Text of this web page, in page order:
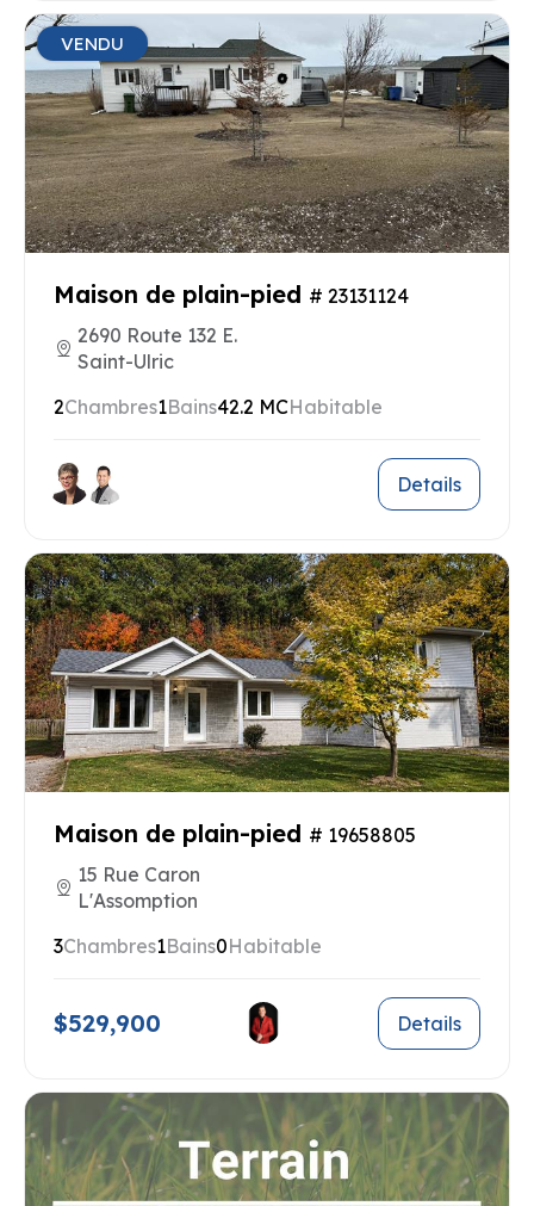
VENDU
Maison de plain-pied # 23131124
2690 Route 132 E.
Saint-Ulric
2Chambres1Bains42.2 MCHabitable
Details
Maison de plain-pied # 19658805
15 Rue Caron
L'Assomption
3Chambres1Bains0Habitable
$529,900 Details